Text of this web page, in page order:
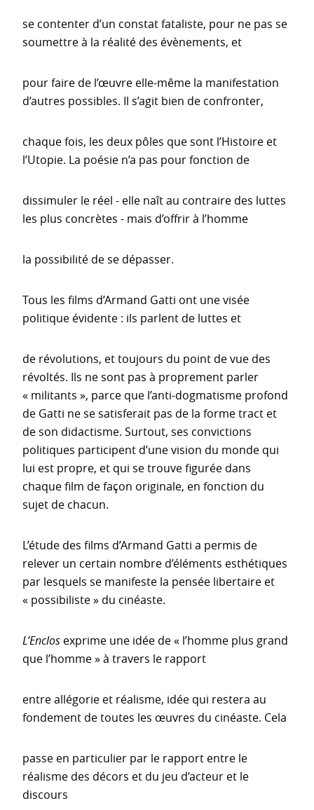
se contenter d’un constat fataliste, pour ne pas se
soumettre à la réalité des évènements, et
pour faire de l’œuvre elle-même la manifestation
d’autres possibles. Il s’agit bien de confronter,
chaque fois, les deux pôles que sont l’Histoire et
l’Utopie. La poésie n’a pas pour fonction de
dissimuler le réel - elle naît au contraire des luttes
les plus concrètes - mais d’offrir à l’homme
la possibilité de se dépasser.
Tous les films d’Armand Gatti ont une visée
politique évidente : ils parlent de luttes et
de révolutions, et toujours du point de vue des
révoltés. Ils ne sont pas à proprement parler
« militants », parce que l’anti-dogmatisme profond
de Gatti ne se satisferait pas de la forme tract et
de son didactisme. Surtout, ses convictions
politiques participent d’une vision du monde qui
lui est propre, et qui se trouve figurée dans
chaque film de façon originale, en fonction du
sujet de chacun.
L’étude des films d’Armand Gatti a permis de
relever un certain nombre d’éléments esthétiques
par lesquels se manifeste la pensée libertaire et
« possibiliste » du cinéaste.
L’Enclos exprime une idée de « l’homme plus grand
que l’homme » à travers le rapport
entre allégorie et réalisme, idée qui restera au
fondement de toutes les œuvres du cinéaste. Cela
passe en particulier par le rapport entre le
réalisme des décors et du jeu d’acteur et le
discours